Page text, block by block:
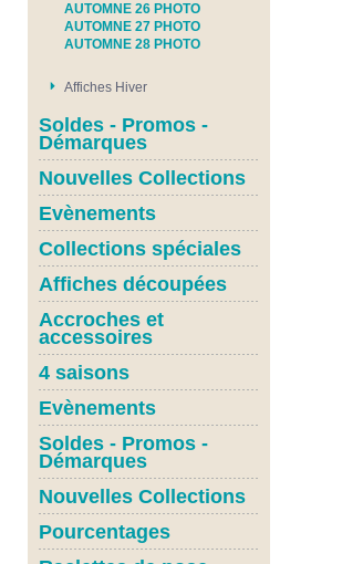
AUTOMNE 26 PHOTO
AUTOMNE 27 PHOTO
AUTOMNE 28 PHOTO
Affiches Hiver
Soldes - Promos -
Démarques
Nouvelles Collections
Evènements
Collections spéciales
Affiches découpées
Accroches et
accessoires
4 saisons
Evènements
Soldes - Promos -
Démarques
Nouvelles Collections
Pourcentages